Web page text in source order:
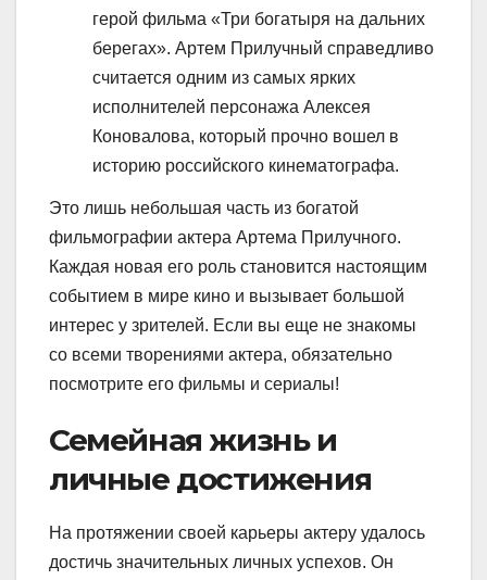
герой фильма «Три богатыря на дальних
берегах». Артем Прилучный справедливо
считается одним из самых ярких
исполнителей персонажа Алексея
Коновалова, который прочно вошел в
историю российского кинематографа.
Это лишь небольшая часть из богатой
фильмографии актера Артема Прилучного.
Каждая новая его роль становится настоящим
событием в мире кино и вызывает большой
интерес у зрителей. Если вы еще не знакомы
со всеми творениями актера, обязательно
посмотрите его фильмы и сериалы!
Семейная жизнь и
личные достижения
На протяжении своей карьеры актеру удалось
достичь значительных личных успехов. Он